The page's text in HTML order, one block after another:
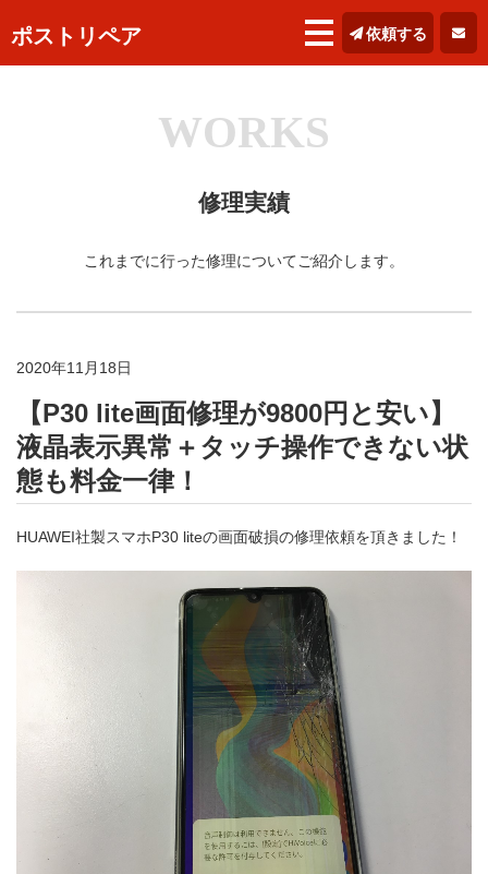
ポストリペア 依頼する
WORKS
修理実績
これまでに行った修理についてご紹介します。
2020年11月18日
【P30 lite画面修理が9800円と安い】
液晶表示異常＋タッチ操作できない状
態も料金一律！
HUAWEI社製スマホP30 liteの画面破損の修理依頼を頂きました！